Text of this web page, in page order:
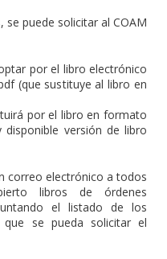
se puede solicitar al COAM
por el libro electrónico
(que sustituye al libro en
por el libro en formato
versión de libro
correo electrónico a todos
libros de órdenes
el listado de los
que se pueda solicitar el